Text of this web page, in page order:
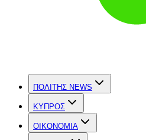
ΠΟΛΙΤΗΣ NEWS
ΚΥΠΡΟΣ
OIKONOMIA